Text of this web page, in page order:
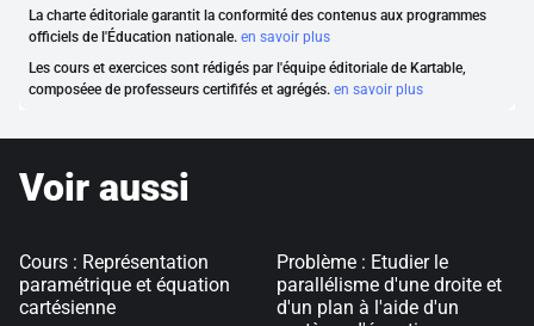
La charte éditoriale garantit la conformité des contenus aux programmes
officiels de l'Éducation nationale. en savoir plus
Les cours et exercices sont rédigés par l'équipe éditoriale de Kartable,
composéee de professeurs certififés et agrégés. en savoir plus
Voir aussi
Cours : Représentation
paramétrique et équation
cartésienne
Problème : Etudier le
parallélisme d'une droite et
d'un plan à l'aide d'un